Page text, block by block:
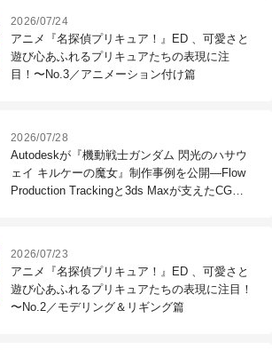
2026/07/24
アニメ『名探偵プリキュア！』ED 、可愛さと
遊び心あふれるプリキュアたちの表現に注
目！〜No.3／アニメーション付け篇
2026/07/28
Autodeskが『機動戦士ガンダム 閃光のハサウ
ェイ キルケーの魔女』制作事例を公開―Flow
Production Trackingと3ds Maxが支えたCG制
2026/07/23
アニメ『名探偵プリキュア！』ED 、可愛さと
遊び心あふれるプリキュアたちの表現に注目！
〜No.2／モデリング＆リギング篇